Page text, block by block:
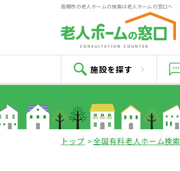
高槻市の老人ホームの検索は老人ホームの窓口へ
施設を探す
トップ 全国有料老人ホーム検索